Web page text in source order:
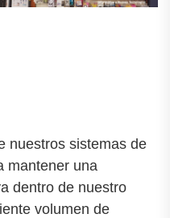
nuestros sistemas de
mantener una
dentro de nuestro
volumen de